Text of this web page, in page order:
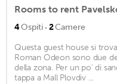
Rooms to rent
4Ospiti · 2Camere
Questa guest house si
Roman Odeon sono due
della zona. Per un po' di
tappa a Mall Plovdiv ...